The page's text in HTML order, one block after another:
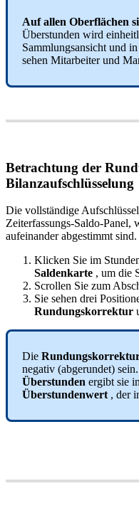
Auf allen Oberflächen
Überstunden wird
Sammlungsansicht und in
sehen Mitarbeiter und
Betrachtung der
Bilanzaufschlüsselung
Die vollständigeAufschlü
Zeiterfassungs-Saldo-Panel,
aufeinander abgestimmt sind.
Klicken Sie im
Saldenkarte , um die
Scrollen Sie zum
Sie sehen drei
Rundungskorrektur
Die
negativ (abgerundet) sein.
Überstunden ergibt sie
Überstundenwert , der